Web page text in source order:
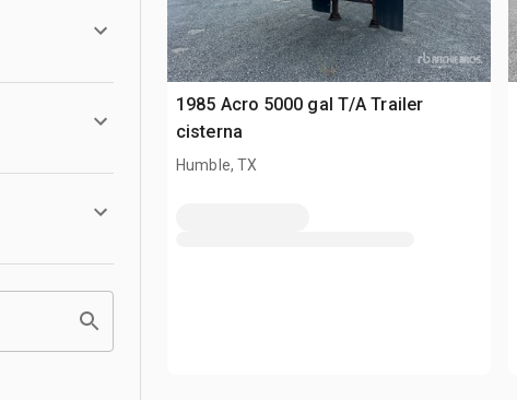
1985 Acro 5000 gal T/A Trailer
cisterna
Humble, TX